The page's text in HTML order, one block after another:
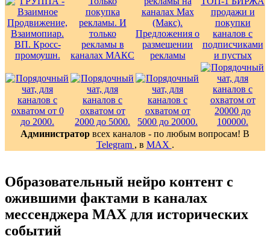
Администратор всех каналов - по любым вопросам! В
Telegram , в MAX .
Образовательный нейро контент с
ожившими фактами в каналах
мессенджера MAX для исторических
событий